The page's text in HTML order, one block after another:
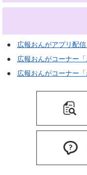
広報おんがアプリ配信
広報おんがコーナー
広報おんがコーナー「